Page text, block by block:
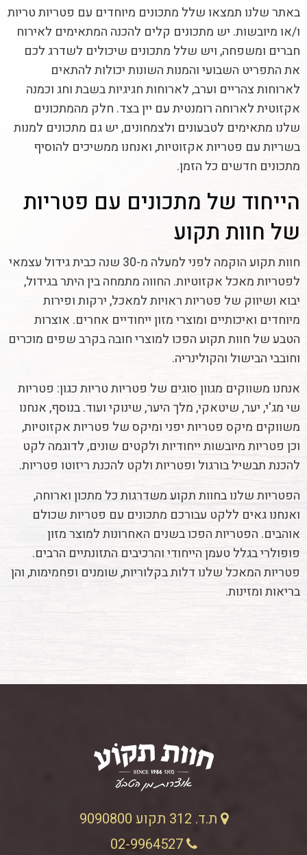
באתר שלנו תמצאו שלל מתכונים מיוחדים עם פטריות טריות
ו/או מיובשות. יש מתכונים קלים להכנה המתאימים לאירוח
חברים ומשפחה, ויש שלל מתכונים שיכולים לשדרג לכם
את התפריט השבועי והמנות השונות יכולות להתאים
לארוחות צהריים וערב, לארוחות חגיגיות בשבת וחג וכמנה
אקזוטית לארוחה רומנטית עם יין בצד. חלק מהמתכונים
שלנו מתאימים לטבעונים ולצמחונים, יש גם מתכונים למנות
בשריות עם פטריות אקזוטיות, ואנחנו ממשיכים להוסיף
מתכונים חדשים כל הזמן.
הייחוד של מתכונים עם פטריות
של חוות תקוע
חוות תקוע הוקמה לפני למעלה מ-30 שנה כבית גידול עצמאי
לפטריות מאכל אקזוטיות. החווה מתמחה בין היתר בגידול,
יבוא ושיווק של פטריות ראויות למאכל, ירקות ופירות
מיוחדים ואיכותיים ומוצרי מזון ייחודיים אחרים. אוצרות
הטבע של חוות תקוע הפכו למוצרי חובה בקרב שפים מוכרים
וחובבי הבישול והקולינריה.
אנחנו משווקים מגוון סוגים של פטריות טריות כגון: פטריות
שי מג'י, יער, שיטאקי, מלך היער, שינוקי ועוד. בנוסף, אנחנו
משווקים מיקס פטריות יפני ומיקס של פטריות אקזוטיות,
וכן פטריות מיובשות ייחודיות ולקטים שונים, לדוגמה לקט
להכנת תבשיל בורגול ופטריות ולקט להכנת ריזוטו פטריות.
הפטריות שלנו בחוות תקוע משדרגות כל מתכון וארוחה,
ואנחנו גאים ללקט עבורכם מתכונים עם פטריות שכולם
אוהבים. הפטריות הפכו בשנים האחרונות למוצר מזון
פופולרי בגלל טעמן הייחודי והרכיבים התזונתיים הרבים.
פטריות המאכל שלנו דלות בקלוריות, שומנים ופחמימות, והן
בריאות ומזינות.
ת.ד. 312 תקוע 9090800
02-9964527